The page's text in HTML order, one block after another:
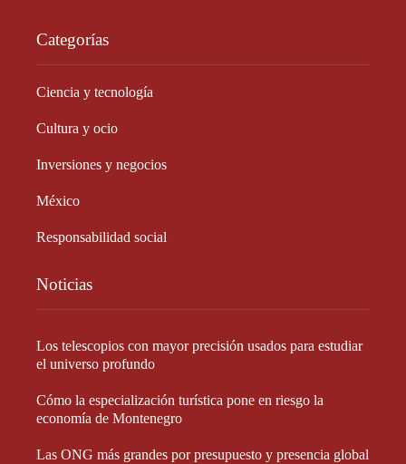
Categorías
Ciencia y tecnología
Cultura y ocio
Inversiones y negocios
México
Responsabilidad social
Noticias
Los telescopios con mayor precisión usados para estudiar
el universo profundo
Cómo la especialización turística pone en riesgo la
economía de Montenegro
Las ONG más grandes por presupuesto y presencia global